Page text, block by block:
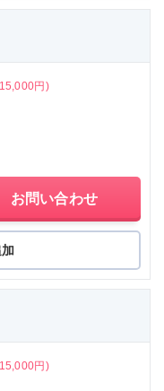
円)
お問い合わせ
円)